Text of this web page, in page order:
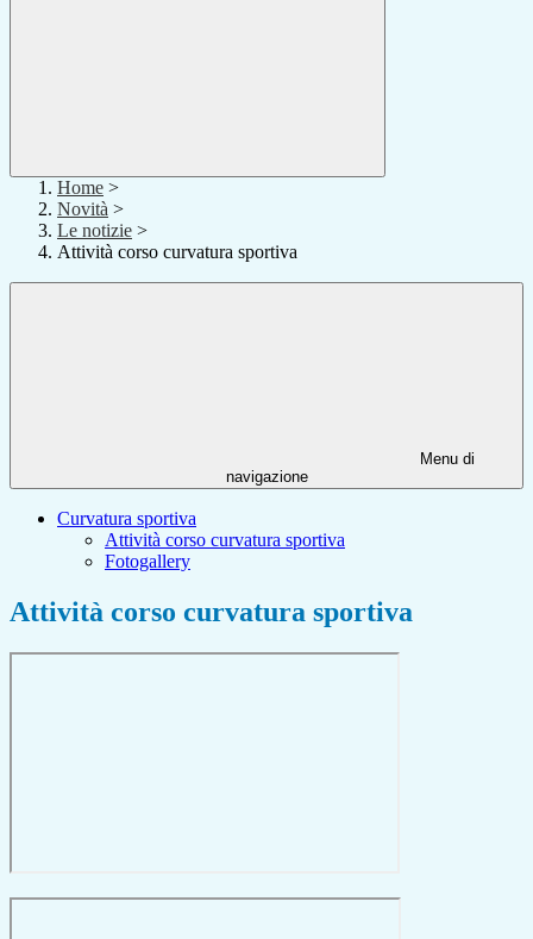
Home >
Novità >
Le notizie >
Attività corso curvatura sportiva
Menu di
navigazione
Curvatura sportiva
Attività corso curvatura sportiva
Fotogallery
Attività corso curvatura sportiva